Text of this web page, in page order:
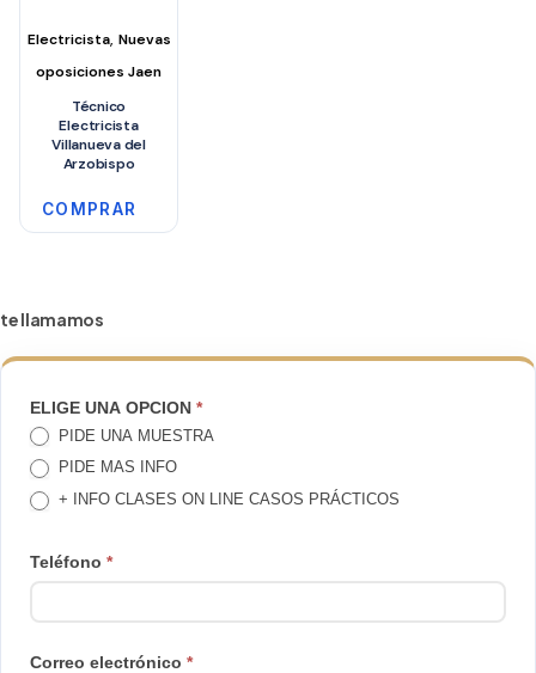
pueden
elegir
en
la
página
de
producto
Electricista, Nuevas
oposiciones Jaen
Técnico
Electricista
Villanueva del
Arzobispo
COMPRAR
te llamamos
TE
LLAMAMOS
ELIGE UNA OPCION *
PIDE UNA MUESTRA
PIDE MAS INFO
+ INFO CLASES ON LINE CASOS PRÁCTICOS
Teléfono *
Correo electrónico *